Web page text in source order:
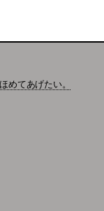
めてあげたい。